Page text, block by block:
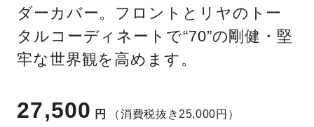
ダーカバー。フロントとリヤのトー
タルコーディネートで“70”の剛健・堅
牢な世界観を高めます。
27,500 円 （消費税抜き25,000円）